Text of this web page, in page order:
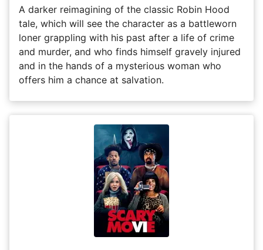
A darker reimagining of the classic Robin Hood
tale, which will see the character as a battleworn
loner grappling with his past after a life of crime
and murder, and who finds himself gravely injured
and in the hands of a mysterious woman who
offers him a chance at salvation.